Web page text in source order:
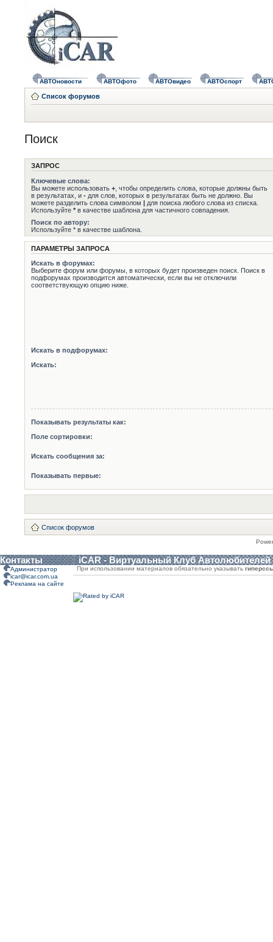
АВТОновости АВТОфото АВТОвидео АВТОспорт
Список форумов
Поиск
ЗАПРОС
Ключевые слова:
Вы можете использовать + , чтобы определить слова, которые должны быть
в результатах, и - для слов, которых в результатах быть не должно. Вы
можете разделить слова символом | для поиска любого слова из списка.
Используйте * в качестве шаблона для частичного совпадения.
Поиск по автору:
Используйте * в качестве шаблона.
ПАРАМЕТРЫ ЗАПРОСА
Искать в форумах:
Выберите форум или форумы, в которых будет произведен поиск. Поиск в
подфорумах производится автоматически, если вы не отключили
соответствующую опцию ниже.
Искать в подфорумах:
Искать:
Показывать результаты как:
Поле сортировки:
Искать сообщения за:
Показывать первые:
Список форумов
Контакты iCAR - Виртуальный Клуб Автолюбителей
Администратор
icar@icar.com.ua
Реклама на сайте
При использовании материалов обязательно указывать